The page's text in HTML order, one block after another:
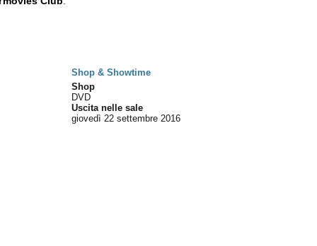
Shop & Showtime
Shop
DVD
Uscita nelle sale
giovedì 22 settembre 2016